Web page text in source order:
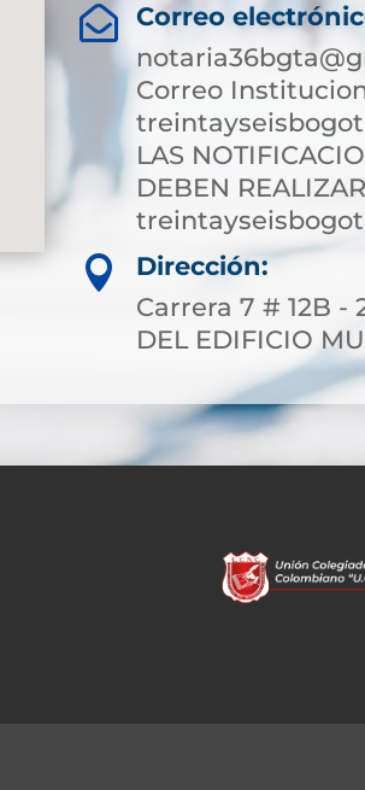

Correo
Correo
LAS
DEBEN

Dirección:
Carrera 7 # 12B -
DEL EDIFICIO